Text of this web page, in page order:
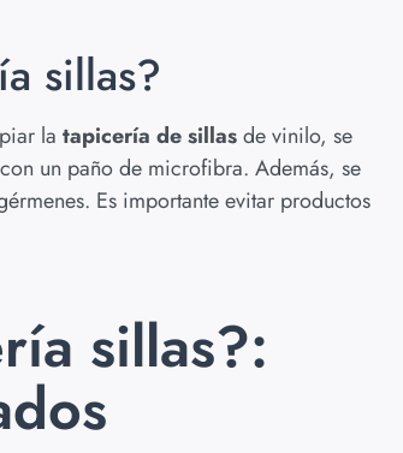
sillas?
la tapicería de sillasde vinilo, se
un paño de microfibra. Además, se
Es importante evitar productos
sillas?: